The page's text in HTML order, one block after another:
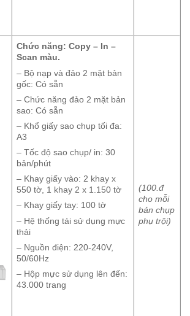
Chức năng: Copy – In –
Scan màu.
– Bộ nạp và đảo 2 mặt bản
gốc: Có sẵn
– Chức năng đảo 2 mặt bản
sao: Có sẵn
– Khổ giấy sao chụp tối đa:
A3
– Tốc độ sao chụp/ in: 30
bản/phút
– Khay giấy vào: 2 khay x
550 tờ, 1 khay 2 x 1.150 tờ
– Khay giấy tay: 100 tờ
– Hệ thống tái sử dụng mực
thải
– Nguồn điện: 220-240V,
50/60Hz
– Hộp mực sử dụng lên đến:
43.000 trang
(100.đ
cho mỗi
bản chụp
phụ trội)